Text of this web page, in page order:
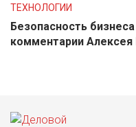
ТЕХНОЛОГИИ
Безопасность
комментарии Алексея